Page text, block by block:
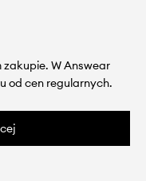
zakupie. W Answear
od cen regularnych.